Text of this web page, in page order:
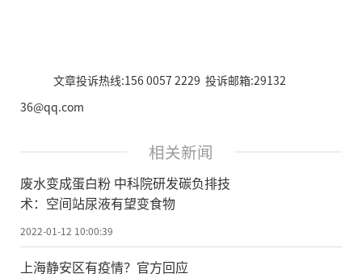
文章投诉热线:156 0057 2229 投诉邮箱:29132
36@qq.com
相关新闻
废水变成蛋白粉 中科院研发碳负排技
术：空间站尿液有望变食物
2022-01-12 10:00:39
上海静安区有疫情？官方回应